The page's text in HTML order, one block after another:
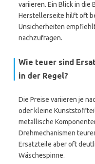
variieren. Ein Blick in die
Herstellerseite hilft oft
Unsicherheiten
nachzufragen.
Wie teuer sind
in der Regel?
Die Preise variieren je
oder kleine
metallische
Drehmechanismen
Ersatzteile aber oft
Wäschespinne.